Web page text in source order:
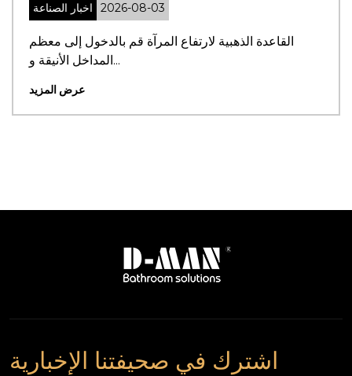
اخبار الصناعة 2026-08-03
القاعدة الذهبية لارتفاع المرآة قم بالدخول إلى معظم
المداخل الأنيقة و...
عرض المزيد
اشترك في صحيفتنا الإخبارية